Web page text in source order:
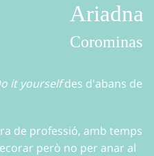
Ariadna
Corominas
it yourselfdes d'abans de
de professió, amb temps
però no per anar al